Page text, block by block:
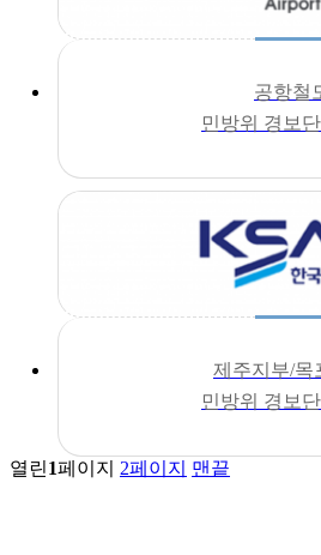
공항철
민방위 경보
제주지부/목
민방위 경보
열린1페이지 2페이지 맨끝